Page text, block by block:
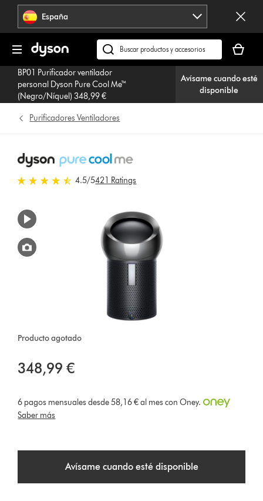
Omitir
navegación España
Buscar
en
dyson.es
cesta
está
vacía
BP01 Purificador ventilador
personal Dyson Pure Cool Me™
(Negro/Níquel) 348,99 €
Avísame cuando esté
disponible
Purificadores Ventiladores
4.5 estrellas de 5 de 421 Ratings
4.5/5421 Ratings
Producto agotado
348,99 €
6 pagos mensuales desde 58,16 € al mes con Oney.
Saber más
Avísame cuando esté disponible